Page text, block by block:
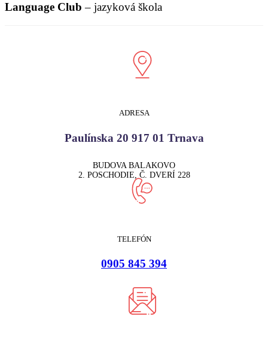
Language Club – jazyková škola
Paulínska 20 917 01 Trnava
ADRESA
BUDOVA BALAKOVO
2. POSCHODIE, Č. DVERÍ 228
TELEFÓN
0905 845 394